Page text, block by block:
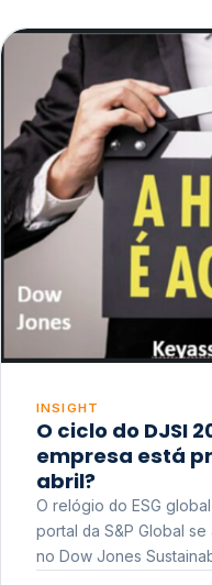
INSIGHT
O ciclo do DJSI
empresa está
abril?
O relógio do ESG global não para.
portal da S&P Global
no Dow Jones